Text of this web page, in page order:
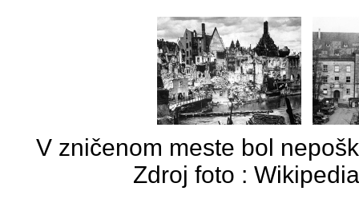
V zničenom meste bol
Zdroj foto :